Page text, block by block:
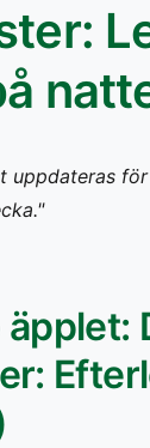
uppdateras
äpplet: